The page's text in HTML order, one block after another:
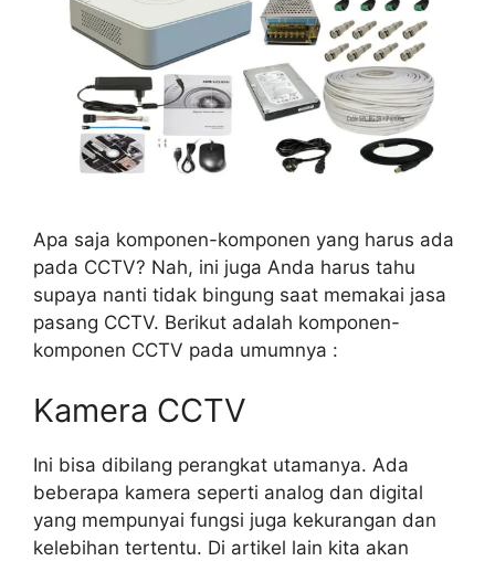
Apa saja komponen-komponen yang harus ada
pada CCTV? Nah, ini juga Anda harus tahu
supaya nanti tidak bingung saat memakai jasa
pasang CCTV. Berikut adalah komponen-
komponen CCTV pada umumnya :
Kamera CCTV
Ini bisa dibilang perangkat utamanya. Ada
beberapa kamera seperti analog dan digital
yang mempunyai fungsi juga kekurangan dan
kelebihan tertentu. Di artikel lain kita akan